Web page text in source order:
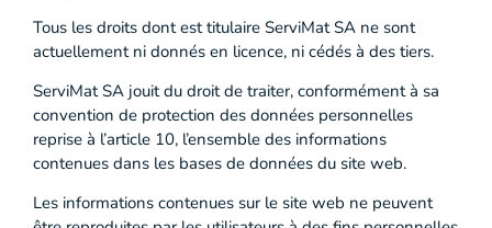
Tous les droits dont est titulaire ServiMat SA ne sont
actuellement ni donnés en licence, ni cédés à des tiers.
ServiMat SA jouit du droit de traiter, conformément à sa
convention de protection des données personnelles
reprise à l’article 10, l’ensemble des informations
contenues dans les bases de données du site web.
Les informations contenues sur le site web ne peuvent